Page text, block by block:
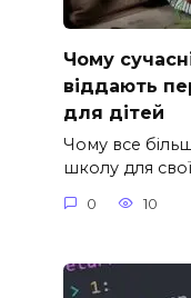
Чому
віддають
для дітей
Чому все
школу для
0 10